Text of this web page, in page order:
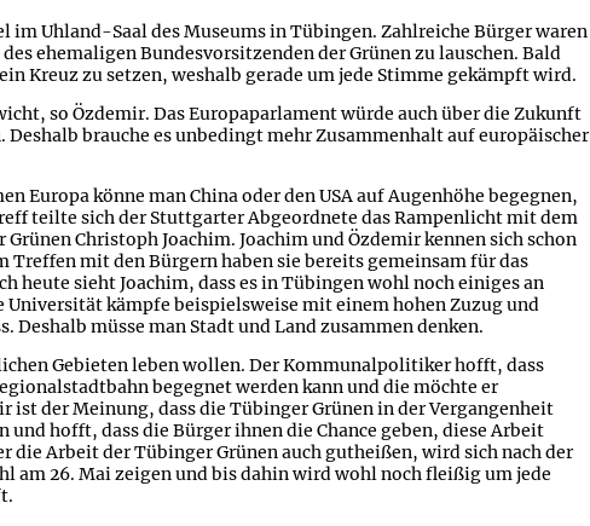
im Uhland-Saal des Museums in Tübingen. Zahlreiche Bürger waren
ehemaligen Bundesvorsitzenden der Grünen zu lauschen. Bald
Kreuz zu setzen, weshalb gerade um jede Stimme gekämpft wird.
so Özdemir. Das Europaparlament würde auch über die Zukunft
Deshalb brauche es unbedingt mehr Zusammenhalt auf europäischer
Europa könne man China oder den USA auf Augenhöhe begegnen,
teilte sich der Stuttgarter Abgeordnete das Rampenlicht mit dem
Christoph Joachim. Joachim und Özdemir kennen sich schon
Treffen mit den Bürgern haben sie bereits gemeinsam für das
heute sieht Joachim, dass es in Tübingen wohl noch einiges an
kämpfe beispielsweise mit einem hohen Zuzug und
Deshalb müsse man Stadt und Land zusammen denken.
Gebieten leben wollen. Der Kommunalpolitiker hofft, dass
begegnet werden kann und die möchte er
ist der Meinung, dass die Tübinger Grünen in der Vergangenheit
und hofft, dass die Bürger ihnen die Chance geben, diese Arbeit
die Arbeit der Tübinger Grünen auch gutheißen, wird sich nach der
am 26. Mai zeigen und bis dahin wird wohl noch fleißig um jede